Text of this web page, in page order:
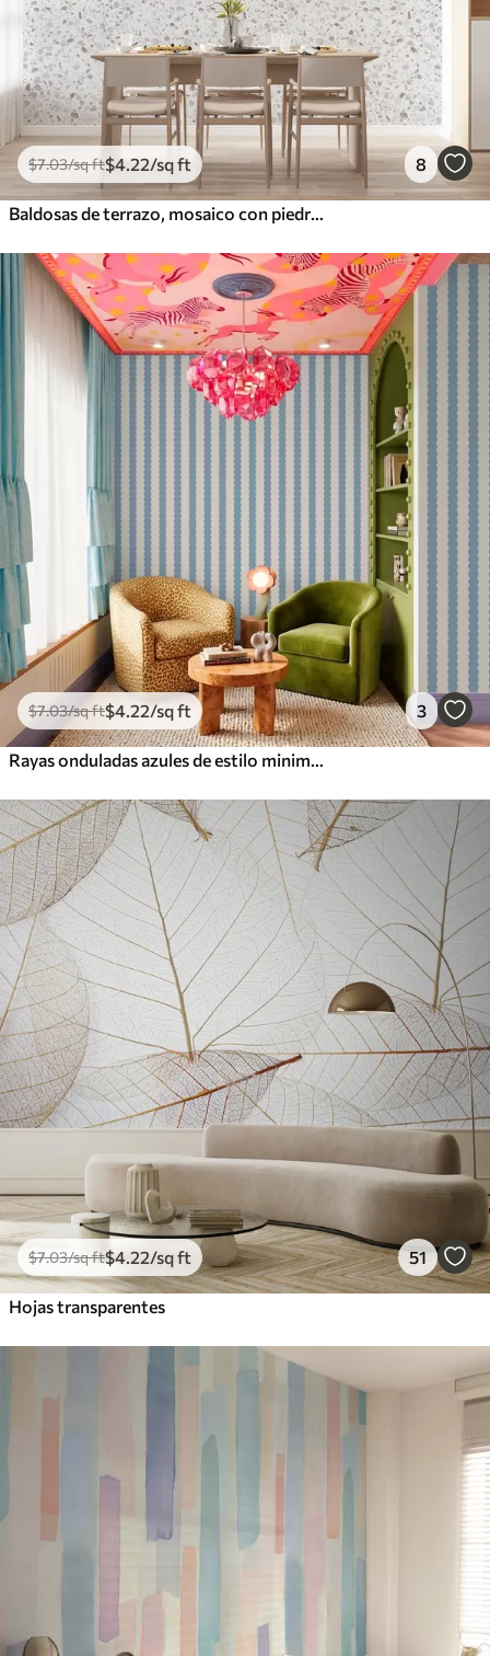
$7.03/sq ft$4.22/sq ft 8
$7.03/sq ft$4 .22/sq ft 3
$7.03/sq ft$4.22/sq ft 51
Hojas transparentes